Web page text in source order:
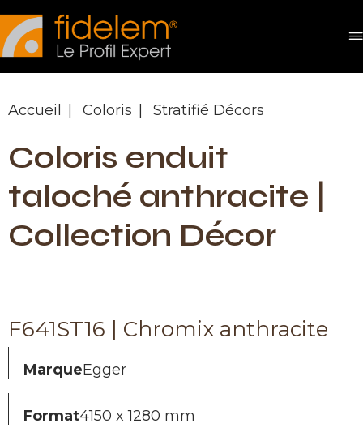
Panneau de gestion des cookies
Accueil Coloris Stratifié Décors
Coloris enduit
taloché anthracite |
Collection Décor
F641ST16 | Chromix anthracite
MarqueEgger
Format4150 x 1280 mm